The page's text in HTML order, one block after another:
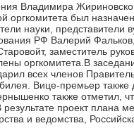
Владимира
оргкомитета был
науки, представители
РФ Валерий
заместитель
оргкомитета.В
всех членов
Вице-премьер
также отметил,
результате проект плана
и ведомства,